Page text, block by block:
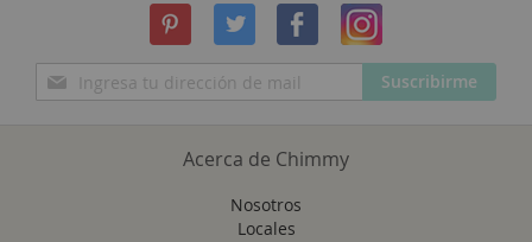
Inscríbase
a
Suscribirme
Acerca de Chimmy
Nosotros
Locales